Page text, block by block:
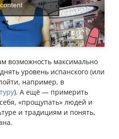
content
возможность максимально
уровень испанского (или
например, в
). А ещё — примерить
«прощупать» людей и
и традициям и понять,